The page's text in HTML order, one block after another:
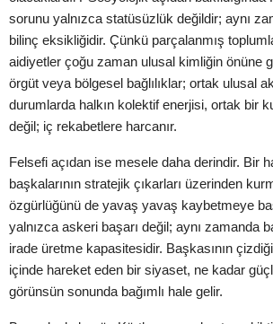
sorunu yalnızca statüsüzlük değildir; aynı
bilinç eksikliğidir. Çünkü parçalanmış
aidiyetler çoğu zaman ulusal kimliğin önüne
örgüt veya bölgesel bağlılıklar; ortak ulusal
durumlarda halkın kolektif enerjisi, ortak bir
değil; iç rekabetlere harcanır.
Felsefi açıdan ise mesele daha derindir. Bir
başkalarının stratejik çıkarları üzerinden
özgürlüğünü de yavaş yavaş kaybetmeye
yalnızca askeri başarı değil; aynı zamanda
irade üretme kapasitesidir. Başkasının çizdiği
içinde hareket eden bir siyaset, ne kadar
görünsün sonunda bağımlı hale gelir.